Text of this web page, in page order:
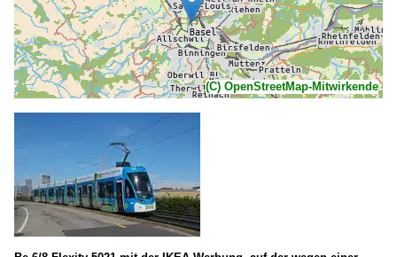
(C) OpenStreetMap-Mitwirkende